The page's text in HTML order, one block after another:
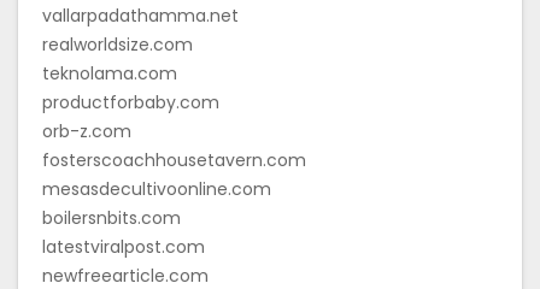
vallarpadathamma.net
realworldsize.com
teknolama.com
productforbaby.com
orb-z.com
fosterscoachhousetavern.com
mesasdecultivoonline.com
boilersnbits.com
latestviralpost.com
newfreearticle.com